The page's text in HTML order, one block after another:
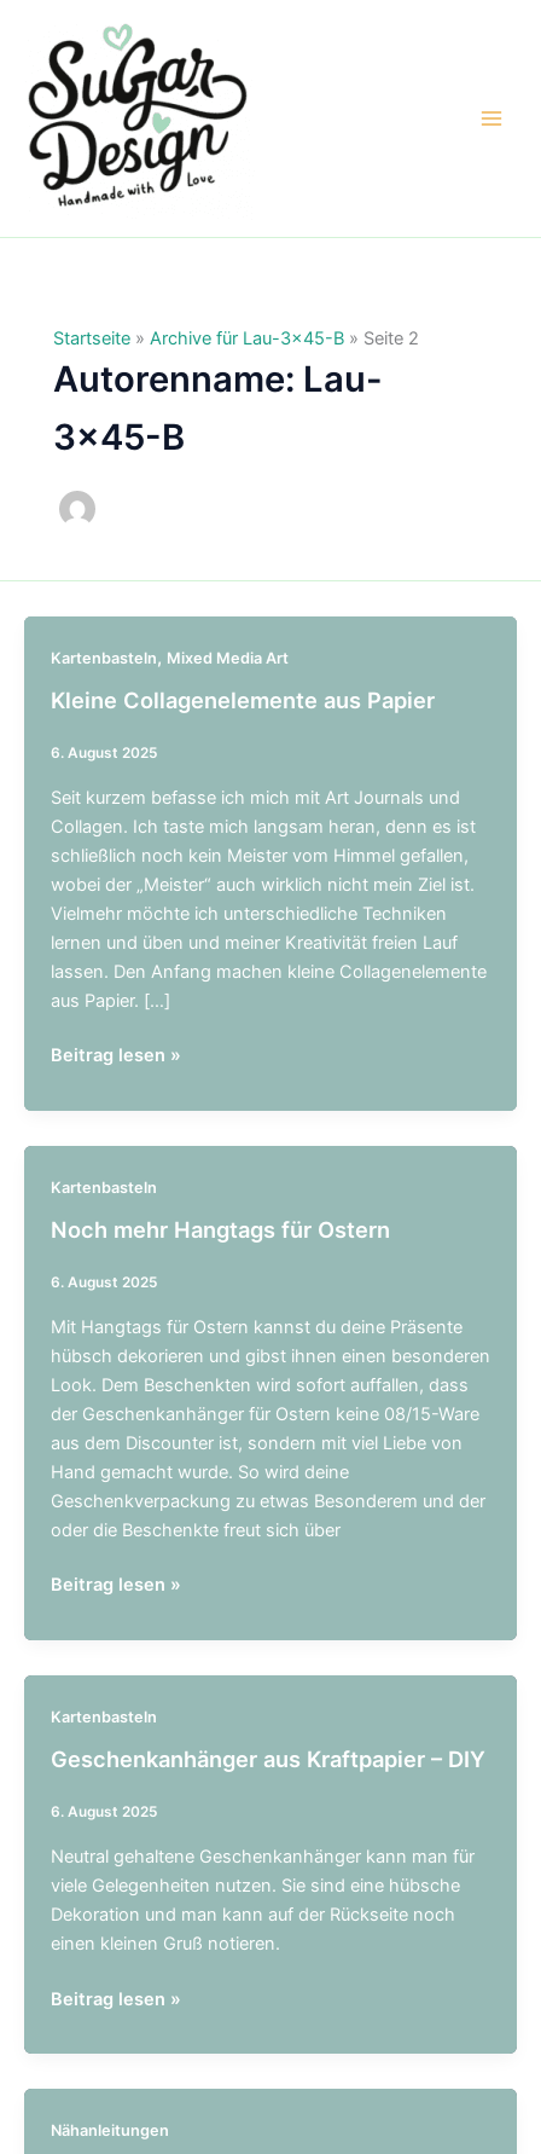
springen
Startseite» Archive für Lau-3x45-B» Seite 2
Autorenname: Lau-
3x45-B
Kartenbasteln, Mixed Media Art
Kleine Collagenelemente aus Papier
6. August 2025
Seit kurzem befasse ich mich mit Art Journals und
Collagen. Ich taste mich langsam heran, denn es ist
schließlich noch kein Meister vom Himmel gefallen,
wobei der „Meister“ auch wirklich nicht mein Ziel ist.
Vielmehr möchte ich unterschiedliche Techniken
lernen und üben und meiner Kreativität freien Lauf
lassen. Den Anfang machen kleine Collagenelemente
aus Papier. […]
Kleine
aus
Papier
Beitrag lesen »
Kartenbasteln
Noch mehr Hangtags für Ostern
6. August 2025
Mit Hangtags für Ostern kannst du deine Präsente
hübsch dekorieren und gibst ihnen einen besonderen
Look. Dem Beschenkten wird sofort auffallen, dass
der Geschenkanhänger für Ostern keine 08/15-Ware
aus dem Discounter ist, sondern mit viel Liebe von
Hand gemacht wurde. So wird deine
Geschenkverpackung zu etwas Besonderem und der
oder die Beschenkte freut sich über
Noch
Hangtags
für
Beitrag lesen »
Kartenbasteln
Geschenkanhänger aus Kraftpapier – DIY
6. August 2025
Neutral gehaltene Geschenkanhänger kann man für
viele Gelegenheiten nutzen. Sie sind eine hübsche
Dekoration und man kann auf der Rückseite noch
einen kleinen Gruß notieren.
Geschenkanhänger
Kraftpapier
–
Beitrag lesen »
Nähanleitungen